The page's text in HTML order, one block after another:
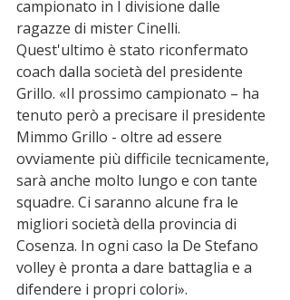
campionato in I divisione dalle
ragazze di mister Cinelli.
Quest'ultimo è stato riconfermato
coach dalla società del presidente
Grillo. «Il prossimo campionato – ha
tenuto però a precisare il presidente
Mimmo Grillo - oltre ad essere
ovviamente più difficile tecnicamente,
sarà anche molto lungo e con tante
squadre. Ci saranno alcune fra le
migliori società della provincia di
Cosenza. In ogni caso la De Stefano
volley è pronta a dare battaglia e a
difendere i propri colori».